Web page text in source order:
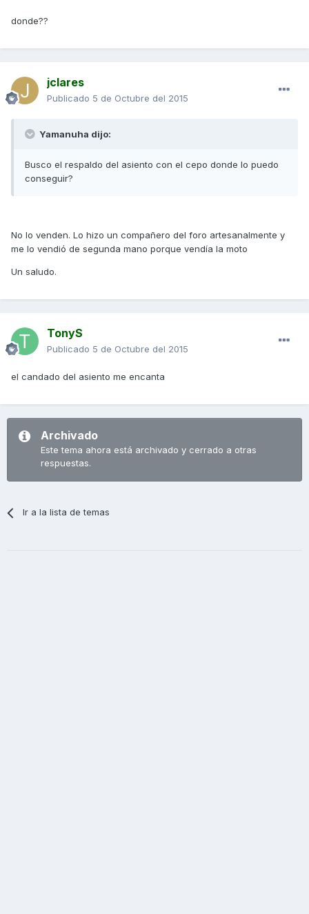
donde??
jclares
Publicado 5 de Octubre del 2015
Yamanuha dijo:
Busco el respaldo del asiento con el cepo donde lo puedo
conseguir?
No lo venden. Lo hizo un compañero del foro artesanalmente y
me lo vendió de segunda mano porque vendía la moto
Un saludo.
TonyS
Publicado 5 de Octubre del 2015
el candado del asiento me encanta
Archivado
Este tema ahora está archivado y cerrado a otras
respuestas.
Ir a la lista de temas